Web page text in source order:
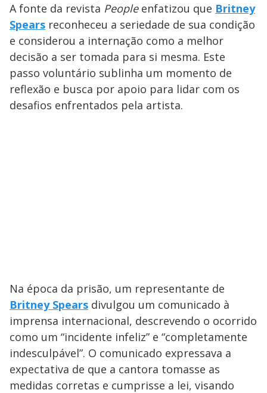
A fonte da revista Peopleenfatizou que Britney
Spears reconheceu a seriedade de sua condição
e considerou a internação como a melhor
decisão a ser tomada para si mesma. Este
passo voluntário sublinha um momento de
reflexão e busca por apoio para lidar com os
desafios enfrentados pela artista.
Na época da prisão, um representante de
Britney Spears divulgou um comunicado à
imprensa internacional, descrevendo o ocorrido
como um “incidente infeliz” e “completamente
indesculpável”. O comunicado expressava a
expectativa de que a cantora tomasse as
medidas corretas e cumprisse a lei, visando